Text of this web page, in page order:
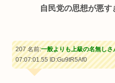
自民党の思想が悪す
207 名前:一般よりも上級の名無しさ
07:07:01.55ID:Gu9tR5Af0